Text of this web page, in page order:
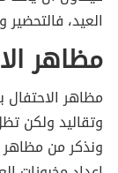
العيد،
مظاهر
مظاهر الاحتفال
وتقاليد ولكن
ونذكر من مظاهر